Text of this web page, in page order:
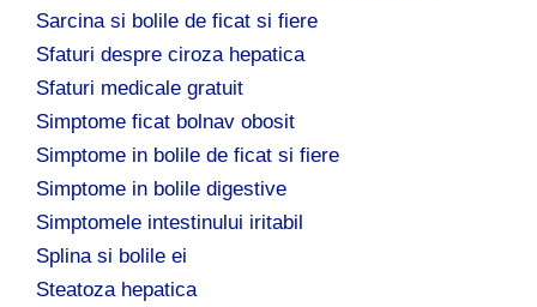
Sarcina si bolile de ficat si fiere
Sfaturi despre ciroza hepatica
Sfaturi medicale gratuit
Simptome ficat bolnav obosit
Simptome in bolile de ficat si fiere
Simptome in bolile digestive
Simptomele intestinului iritabil
Splina si bolile ei
Steatoza hepatica